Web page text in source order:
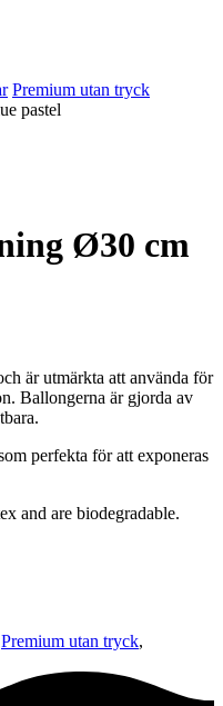
Premium utan tryck
pastel
Ø30 cm
är utmärkta att använda för
Ballongerna är gjorda av
perfekta för att exponeras
and are biodegradable.
Premium utan tryck,